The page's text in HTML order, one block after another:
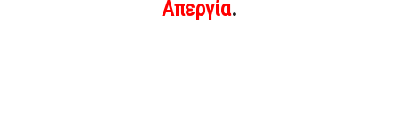
Απεργία.